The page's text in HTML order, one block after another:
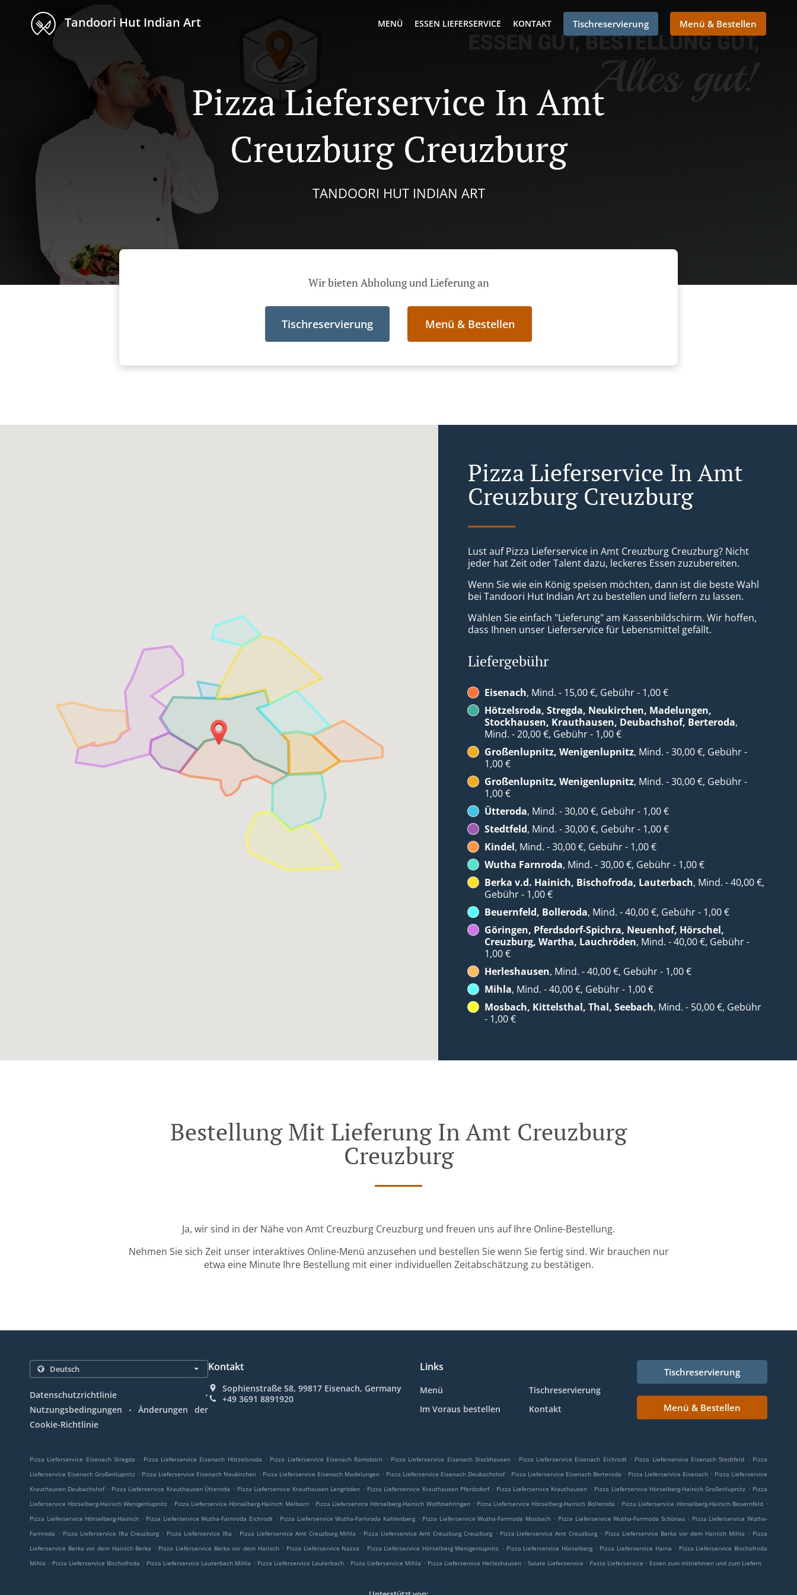
Tandoori Hut Indian Art MENÜ ESSEN LIEFERSERVICE KONTAKT Tischreservierung Menü & Bestellen
Pizza Lieferservice In Amt
Creuzburg Creuzburg
TANDOORI HUT INDIAN ART
Wir bieten Abholung und Lieferung an
Tischreservierung Menü & Bestellen
Pizza Lieferservice In Amt
Creuzburg Creuzburg
Lust auf Pizza Lieferservice in Amt Creuzburg Creuzburg? Nicht
jeder hat Zeit oder Talent dazu, leckeres Essen zuzubereiten.
Wenn Sie wie ein König speisen möchten, dann ist die beste Wahl
bei Tandoori Hut Indian Art zu bestellen und liefern zu lassen.
Wählen Sie einfach "Lieferung" am Kassenbildschirm. Wir hoffen,
dass Ihnen unser Lieferservice für Lebensmittel gefällt.
Liefergebühr
Eisenach, Mind. - 15,00 €, Gebühr - 1,00 €
Hötzelsroda, Stregda, Neukirchen, Madelungen,
Stockhausen, Krauthausen, Deubachshof, Berteroda,
Mind. - 20,00 €, Gebühr - 1,00 €
Großenlupnitz, Wenigenlupnitz, Mind. - 30,00 €, Gebühr -
1,00 €
Großenlupnitz, Wenigenlupnitz, Mind. - 30,00 €, Gebühr -
1,00 €
Ütteroda, Mind. - 30,00 €, Gebühr - 1,00 €
Stedtfeld, Mind. - 30,00 €, Gebühr - 1,00 €
Kindel, Mind. - 30,00 €, Gebühr - 1,00 €
Wutha Farnroda, Mind. - 30,00 €, Gebühr - 1,00 €
Berka v.d. Hainich, Bischofroda, Lauterbach, Mind. - 40,00 €,
Gebühr - 1,00 €
Beuernfeld, Bolleroda, Mind. - 40,00 €, Gebühr - 1,00 €
Göringen, Pferdsdorf-Spichra, Neuenhof, Hörschel,
Creuzburg, Wartha, Lauchröden, Mind. - 40,00 €, Gebühr -
1,00 €
Herleshausen, Mind. - 40,00 €, Gebühr - 1,00 €
Mihla, Mind. - 40,00 €, Gebühr - 1,00 €
Mosbach, Kittelsthal, Thal, Seebach, Mind. - 50,00 €, Gebühr
- 1,00 €
Bestellung Mit Lieferung In Amt Creuzburg
Creuzburg
Ja, wir sind in der Nähe von Amt Creuzburg Creuzburg und freuen uns auf Ihre Online-Bestellung.
Nehmen Sie sich Zeit unser interaktives Online-Menü anzusehen und bestellen Sie wenn Sie fertig sind. Wir brauchen nur
etwa eine Minute Ihre Bestellung mit einer individuellen Zeitabschätzung zu bestätigen.
Datenschutzrichtlinie .
Nutzungsbedingungen .
Änderungen der
Cookie-Richtlinie
Kontakt
Sophienstraße 58, 99817 Eisenach, Germany
+49 3691 8891920
Links
Menü
Tischreservierung
Im Voraus bestellen
Kontakt
Tischreservierung
Menü & Bestellen
Pizza Lieferservice Eisenach Stregda . Pizza Lieferservice Eisenach Hötzelsroda . Pizza Lieferservice Eisenach Ramsborn . Pizza Lieferservice Eisenach Stockhausen . Pizza Lieferservice Eisenach Eichrodt . Pizza Lieferservice Eisenach Stedtfeld . Pizza
Lieferservice Eisenach Großenlupnitz . Pizza Lieferservice Eisenach Neukirchen . Pizza Lieferservice Eisenach Madelungen . Pizza Lieferservice Eisenach Deubachshof . Pizza Lieferservice Eisenach Berteroda . Pizza Lieferservice Eisenach . Pizza Lieferservice
Krauthausen Deubachshof . Pizza Lieferservice Krauthausen Ütteroda . Pizza Lieferservice Krauthausen Lengröden . Pizza Lieferservice Krauthausen Pferdsdorf . Pizza Lieferservice Krauthausen . Pizza Lieferservice Hörselberg-Hainich Großenlupnitz . Pizza
Lieferservice Hörselberg-Hainich Wenigenlupnitz . Pizza Lieferservice Hörselberg-Hainich Melborn . Pizza Lieferservice Hörselberg-Hainich Wolfsbehringen . Pizza Lieferservice Hörselberg-Hainich Bolleroda . Pizza Lieferservice Hörselberg-Hainich Beuernfeld .
Pizza Lieferservice Hörselberg-Hainich . Pizza Lieferservice Wutha-Farnroda Eichrodt . Pizza Lieferservice Wutha-Farnroda Kahlenberg . Pizza Lieferservice Wutha-Farnroda Mosbach . Pizza Lieferservice Wutha-Farnroda Schönau . Pizza Lieferservice Wutha-
Farnroda . Pizza Lieferservice Ifta Creuzburg . Pizza Lieferservice Ifta . Pizza Lieferservice Amt Creuzburg Mihla . Pizza Lieferservice Amt Creuzburg Creuzburg . Pizza Lieferservice Amt Creuzburg . Pizza Lieferservice Berka vor dem Hainich Mihla . Pizza
Lieferservice Berka vor dem Hainich Berka . Pizza Lieferservice Berka vor dem Hainich . Pizza Lieferservice Nazza . Pizza Lieferservice Hörselberg Wenigenlupnitz . Pizza Lieferservice Hörselberg . Pizza Lieferservice Haina . Pizza Lieferservice Bischofroda
Mihla . Pizza Lieferservice Bischofroda . Pizza Lieferservice Lauterbach Mihla . Pizza Lieferservice Lauterbach . Pizza Lieferservice Mihla . Pizza Lieferservice Herleshausen . Salate Lieferservice . Pasta Lieferservice . Essen zum mitnehmen und zum Liefern